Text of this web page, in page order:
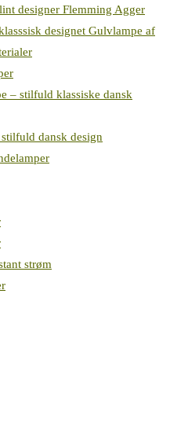
designer Flemming Agger
designet Gulvlampe af
– stilfuld klassiske dansk
dansk design
strøm